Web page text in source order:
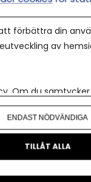
förbättra din
av
. Om du
hittar du den
ENDAST NÖDVÄNDIGA
TILLÅT ALLA